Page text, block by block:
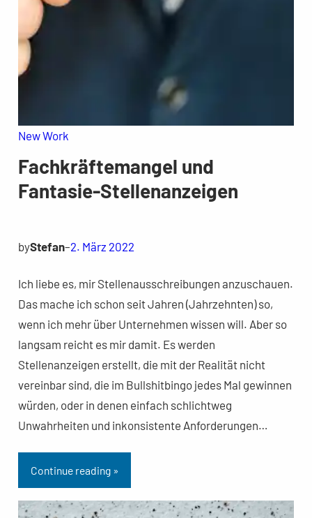
New Work
Fachkräftemangel und
Fantasie-Stellenanzeigen
byStefan–2. März 2022
Ich liebe es, mir Stellenausschreibungen anzuschauen.
Das mache ich schon seit Jahren (Jahrzehnten) so,
wenn ich mehr über Unternehmen wissen will. Aber so
langsam reicht es mir damit. Es werden
Stellenanzeigen erstellt, die mit der Realität nicht
vereinbar sind, die im Bullshitbingo jedes Mal gewinnen
würden, oder in denen einfach schlichtweg
Unwahrheiten und inkonsistente Anforderungen…
Continue reading »